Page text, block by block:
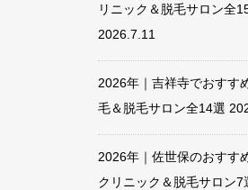
リニック＆脱毛サロン全
2026.7.11
2026年｜吉祥寺でおすす
毛＆脱毛サロン全14選
2026年｜佐世保のおすす
クリニック＆脱毛サロン7